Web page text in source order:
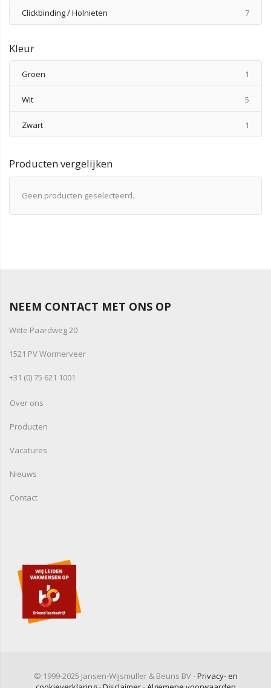
Clickbinding / Holnieten 7
Kleur
Groen 1
Wit 5
Zwart 1
Producten vergelijken
Geen producten geselecteerd.
NEEM CONTACT MET ONS OP
Witte Paardweg 20
1521 PV Wormerveer
+31 (0) 75 621 1001
Over ons
Producten
Vacatures
Nieuws
Contact
© 1999-2025 Jansen-Wijsmuller & Beuns BV -Privacy- en